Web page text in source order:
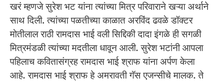
खरं म्हणजे सुरेश भट यांना त्यांच्या मित्र परिवाराने खऱ्या अर्थाने
साथ दिली. त्यांच्या पळतीच्या काळात अरविंद ढवळे डॉक्टर
मोतीलाल राठी रामदास भाई वली सिद्दिकी दादा इंगळे ही सगळी
मित्रमंडळी त्यांच्या मदतीला धावून आली. सुरेश भटांनी आपला
पहिलाच कवितासंग्रह रामदास भाई श्राफ यांना अर्पण केला
आहे. रामदास भाई श्राफ हे अमरावती गॅस एजन्सीचे मालक. ते